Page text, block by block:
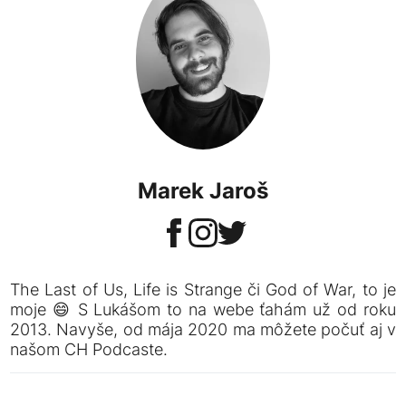
Marek Jaroš
The Last of Us, Life is Strange či God of War, to je
moje 😄 S Lukášom to na webe ťahám už od roku
2013. Navyše, od mája 2020 ma môžete počuť aj v
našom CH Podcaste.